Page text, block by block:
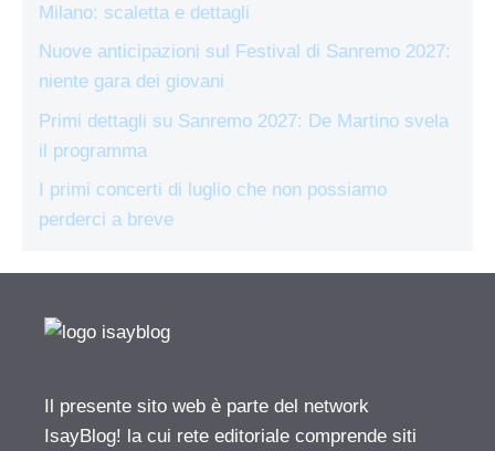
Milano: scaletta e dettagli
Nuove anticipazioni sul Festival di Sanremo 2027:
niente gara dei giovani
Primi dettagli su Sanremo 2027: De Martino svela
il programma
I primi concerti di luglio che non possiamo
perderci a breve
Il presente sito web è parte del network
IsayBlog! la cui rete editoriale comprende siti